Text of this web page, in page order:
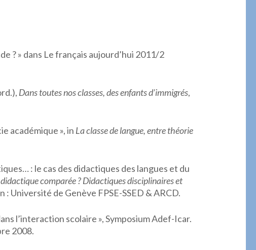
? » dans Le français aujourd’hui 2011/2
Dans toutes nos classes, des enfants d’immigrés,
académique », in La classe de langue, entre théorie
: le cas des didactiques des langues et du
comparée ? Didactiques disciplinaires et
: Université de Genève FPSE-SSED & ARCD.
l’interaction scolaire », Symposium Adef-Icar.
2008.